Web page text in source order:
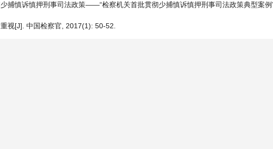
捕慎诉慎押刑事司法政策——“检察机关首批贯彻少捕慎诉慎押刑事司法政策典型案例
视[J]. 中国检察官, 2017(1): 50-52.